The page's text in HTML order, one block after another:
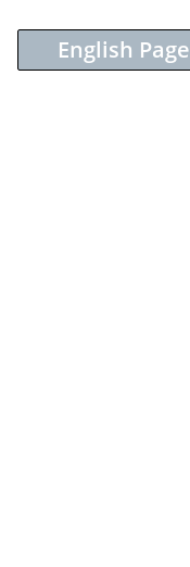
English Page